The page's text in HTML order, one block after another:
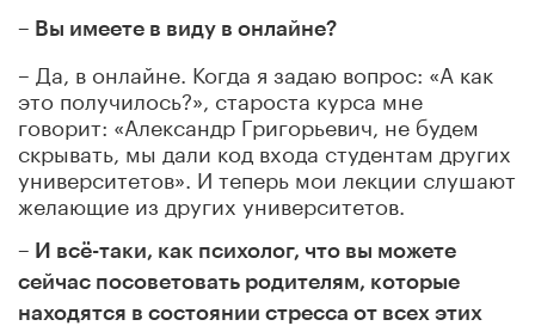
– Вы имеете в виду в онлайне?
– Да, в онлайне. Когда я задаю вопрос: «А как
это получилось?», староста курса мне
говорит: «Александр Григорьевич, не будем
скрывать, мы дали код входа студентам других
университетов». И теперь мои лекции слушают
желающие из других университетов.
– И всё-таки, как психолог, что вы можете
сейчас посоветовать родителям, которые
находятся в состоянии стресса от всех этих